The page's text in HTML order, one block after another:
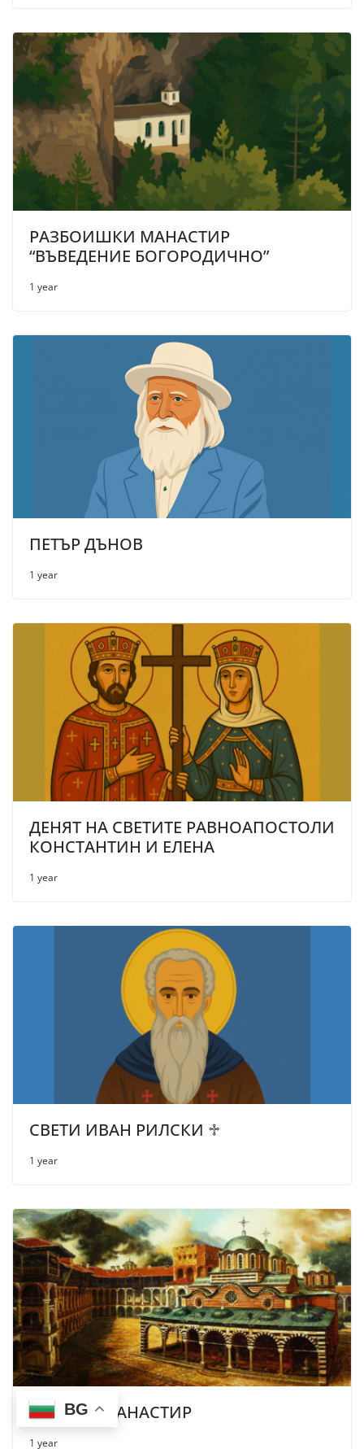
РАЗБОИШКИ МАНАСТИР
“ВЪВЕДЕНИЕ БОГОРОДИЧНО”
1 year
ПЕТЪР ДЪНОВ
1 year
ДЕНЯТ НА СВЕТИТЕ РАВНОАПОСТОЛИ
КОНСТАНТИН И ЕЛЕНА
1 year
СВЕТИ ИВАН РИЛСКИ ♱
1 year
РИЛСКИ МАНАСТИР
1 year
BG